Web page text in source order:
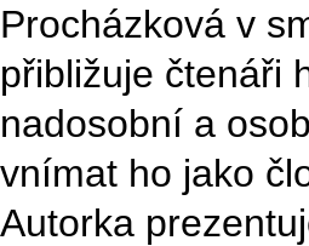
Procházková v
přibližuje čtenáři
nadosobní a
vnímat ho jako
Autorka